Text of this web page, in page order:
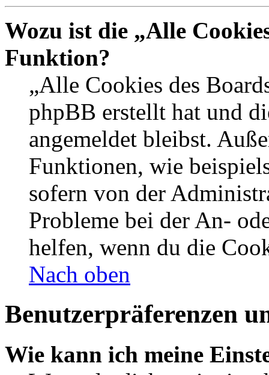
Wozu ist die „Alle
Funktion?
„Alle Cookies des
phpBB erstellt hat und
angemeldet bleibst.
Funktionen, wie
sofern von der
Probleme bei der An-
helfen, wenn du die
Nach oben
Benutzerpräferenzen
Wie kann ich meine